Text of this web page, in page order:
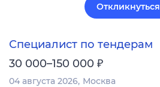
Откликнуться
Специалист по тендерам
30 000–150 000 ₽
04 августа 2026 Москва